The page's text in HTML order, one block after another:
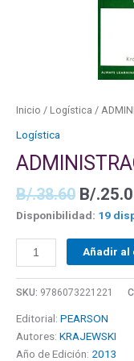
Inicio / Logística /
Logística
B/.38.60 B/.
Disponibilidad: 19
Añadir al
SKU: 9786073221221
Editorial: PEARSON
Autores: KRAJEWSKI
Año de Edición: 2013